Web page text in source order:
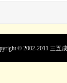
© 2002-2011 三五